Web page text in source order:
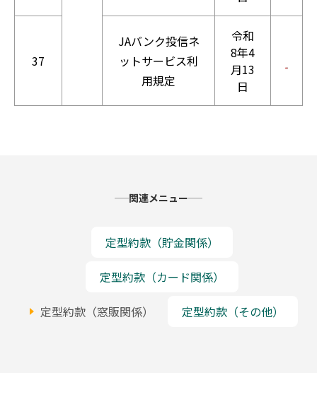
37
JAバンク投信ネ
ットサービス利
用規定
令和
8年4
月13
日
関連メニュー
定型約款（貯金関係）
定型約款（カード関係）
定型約款（窓販関係） 定型約款（その他）